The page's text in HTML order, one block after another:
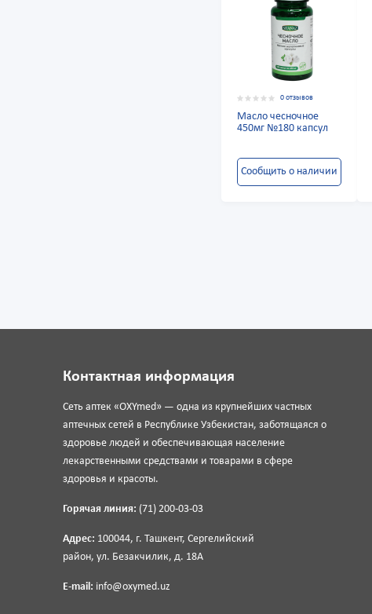
0 отзывов
Масло чесночное
450мг №180 капсул
Сообщить о наличии
Контактная информация
Сеть аптек «OXYmed» — одна из крупнейших частных
аптечных сетей в Республике Узбекистан, заботящаяся о
здоровье людей и обеспечивающая население
лекарственными средствами и товарами в сфере
здоровья и красоты.
Горячая линия: (71) 200-03-03
Адрес: 100044, г. Ташкент, Сергелийский
район, ул. Безакчилик, д. 18А
E-mail: info@oxymed.uz